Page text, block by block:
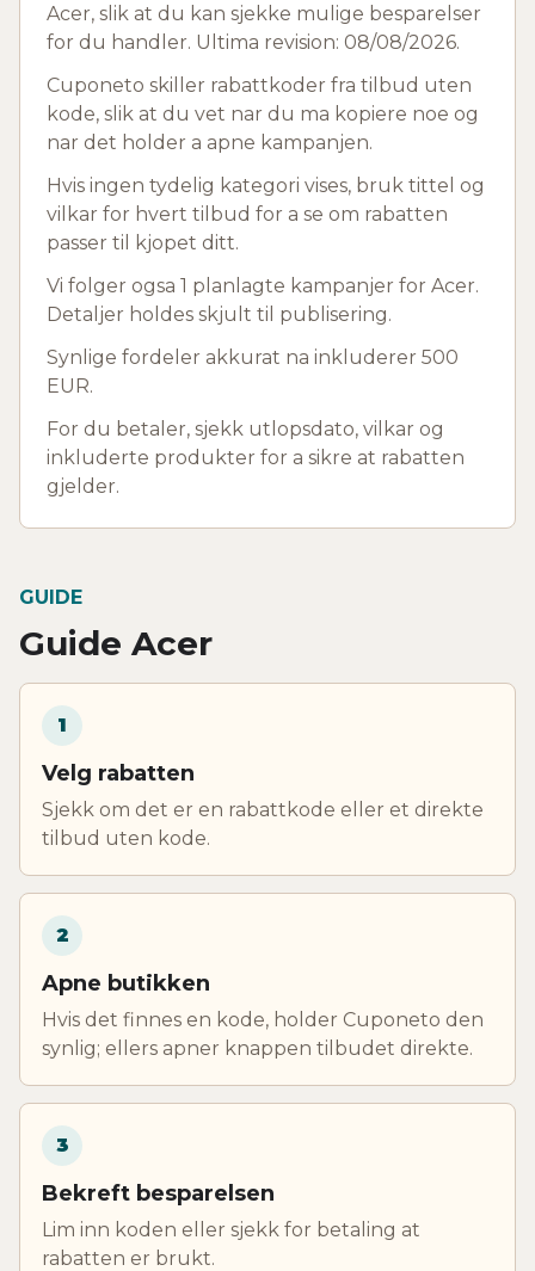
Acer, slik at du kan sjekke mulige besparelser
for du handler. Ultima revision: 08/08/2026.
Cuponeto skiller rabattkoder fra tilbud uten
kode, slik at du vet nar du ma kopiere noe og
nar det holder a apne kampanjen.
Hvis ingen tydelig kategori vises, bruk tittel og
vilkar for hvert tilbud for a se om rabatten
passer til kjopet ditt.
Vi folger ogsa 1 planlagte kampanjer for Acer.
Detaljer holdes skjult til publisering.
Synlige fordeler akkurat na inkluderer 500
EUR.
For du betaler, sjekk utlopsdato, vilkar og
inkluderte produkter for a sikre at rabatten
gjelder.
GUIDE
Guide Acer
1
Velg rabatten
Sjekk om det er en rabattkode eller et direkte
tilbud uten kode.
2
Apne butikken
Hvis det finnes en kode, holder Cuponeto den
synlig; ellers apner knappen tilbudet direkte.
3
Bekreft besparelsen
Lim inn koden eller sjekk for betaling at
rabatten er brukt.